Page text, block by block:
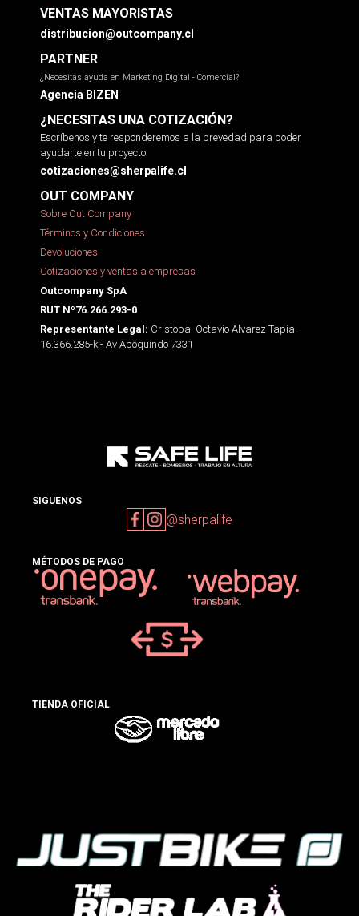
VENTAS MAYORISTAS
distribucion@outcompany.cl
PARTNER
¿Necesitas ayuda en Marketing Digital - Comercial?
Agencia BIZEN
¿NECESITAS UNA COTIZACIÓN?
Escríbenos y te responderemos a la brevedad para poder
ayudarte en tu proyecto.
cotizaciones@sherpalife.cl
OUT COMPANY
Sobre Out Company
Términos y Condiciones
Devoluciones
Cotizaciones y ventas a empresas
Outcompany SpA
RUT Nº76.266.293-0
Representante Legal: Cristobal Octavio Alvarez Tapia -
16.366.285-k - Av Apoquindo 7331
SIGUENOS
@sherpalife
MÉTODOS DE PAGO
TIENDA OFICIAL